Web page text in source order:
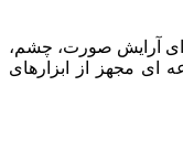
آرایش صورت، چشم،
ای مجهز از ابزارهای